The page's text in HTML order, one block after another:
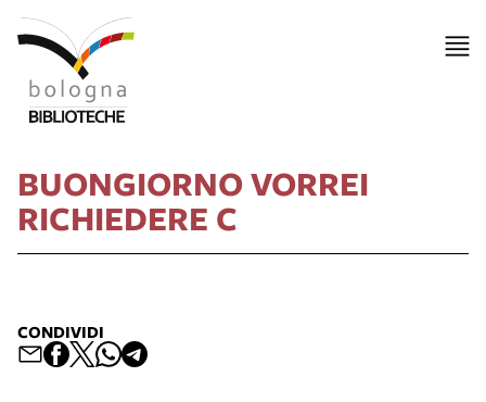
BUONGIORNO VORREI
RICHIEDERE C
CONDIVIDI